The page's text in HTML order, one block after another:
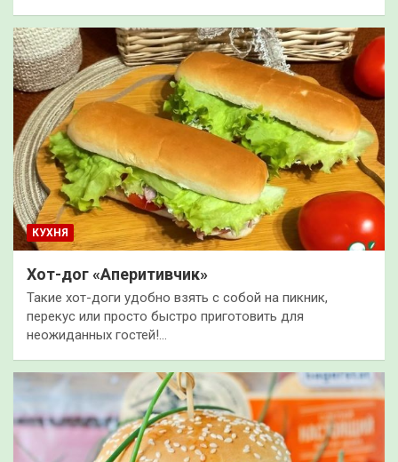
КУХНЯ
Хот-дог «Аперитивчик»
Такие хот-доги удобно взять с собой на пикник,
перекус или просто быстро приготовить для
неожиданных гостей!…